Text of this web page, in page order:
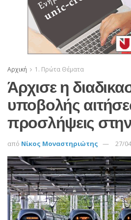
Αρχική 1. Πρώτα Θέματα
Άρχισε η
υποβολής
προσλήψεις
από Νίκος Μοναστηριώτης 27/